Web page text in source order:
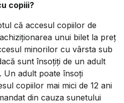
copiii?
că accesul copiilor de
unui bilet la preț
minorilor cu vârsta sub
sunt însoțiți de un adult
Un adult poate însoți
copiilor mai mici de 12 ani
din cauza sunetului